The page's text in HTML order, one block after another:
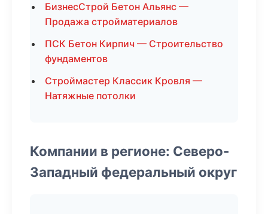
БизнесСтрой Бетон Альянс —
Продажа стройматериалов
ПСК Бетон Кирпич — Строительство
фундаментов
Строймастер Классик Кровля —
Натяжные потолки
Компании в регионе: Северо-
Западный федеральный округ